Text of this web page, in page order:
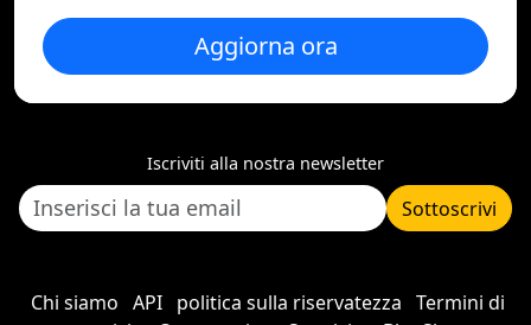
Aggiorna ora
Iscriviti alla nostra newsletter
Sottoscrivi
Chi siamo API politica sulla riservatezza Termini di